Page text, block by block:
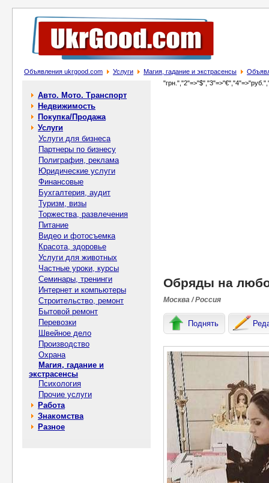
Объявления ukrgood.com Услуги Магия, гадание и экстрасенсы
Авто. Мото. Транспорт
Недвижимость
Покупка/Продажа
Услуги
Услуги для бизнеса
Партнеры по бизнесу
Полиграфия, реклама
Юридические услуги
Финансовые
Бухгалтерия, аудит
Туризм, визы
Торжества, развлечения
Питание
Видео и фотосъемка
Красота, здоровье
Услуги для животных
Частные уроки, курсы
Семинары, тренинги
Интернет и компьютеры
Строительство, ремонт
Бытовой ремонт
Перевозки
Швейное дело
Производство
Охрана
Магия, гадание и
экстрасенсы
Психология
Прочие услуги
Работа
Знакомства
Разное
Обряды на
Москва / Россия
Поднять